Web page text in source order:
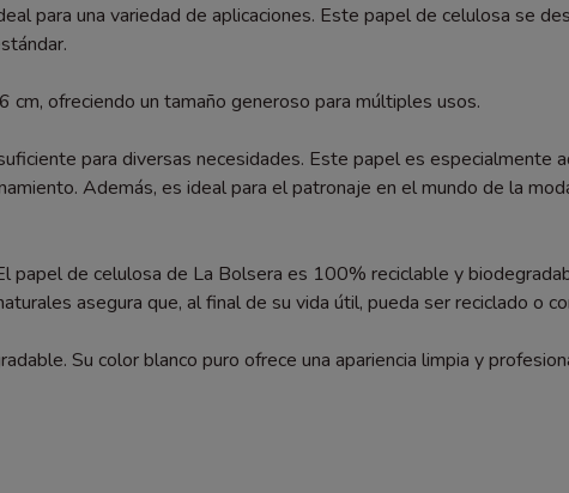
para una variedad de aplicaciones. Este papel de celulosa se
ofreciendo un tamaño generoso para múltiples usos.
para diversas necesidades. Este papel es
Además, es ideal para el patronaje en el mundo de la
de celulosa de La Bolsera es 100% reciclable y
asegura que, al final de su vida útil, pueda ser reciclado o
Su color blanco puro ofrece una apariencia limpia y